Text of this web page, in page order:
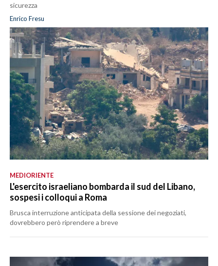
sicurezza
Enrico Fresu
MEDIORIENTE
L'esercito israeliano bombarda il sud del Libano,
sospesi i colloqui a Roma
Brusca interruzione anticipata della sessione dei negoziati,
dovrebbero però riprendere a breve